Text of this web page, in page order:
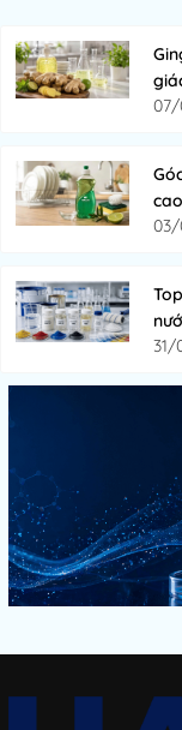
Các thương
BASF Master
– Giải pháp
GCP Applied
Grace, Fosroc,
31/